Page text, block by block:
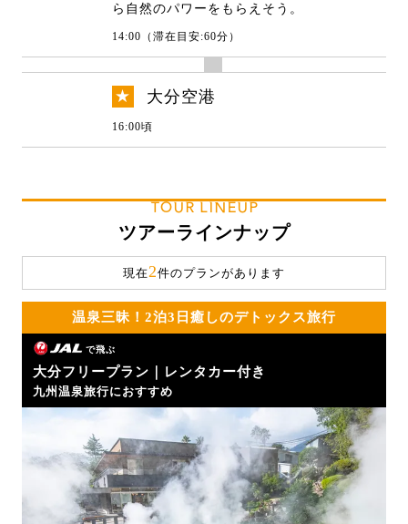
ら自然のパワーをもらえそう。
14:00（滞在目安:60分）
★ 大分空港
16:00頃
TOUR LINEUP
ツアーラインナップ
現在2件のプランがあります
温泉三昧！2泊3日癒しのデトックス旅行
で飛ぶ
大分フリープラン｜レンタカー付き
九州温泉旅行におすすめ